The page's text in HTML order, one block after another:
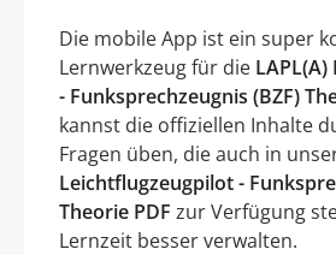
Die mobile App ist ein super
Lernwerkzeug für die
- Funksprechzeugnis (BZF)
kannst die offiziellen Inhalte
Fragen üben, die auch in
Leichtflugzeugpilot -
Theorie PDF zur Verfügung
Lernzeit besser verwalten.